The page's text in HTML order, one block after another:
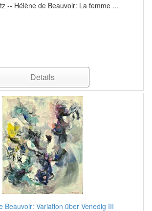
-- Hélène de Beauvoir: La femme ...
Details
Beauvoir: Variation über Venedig III